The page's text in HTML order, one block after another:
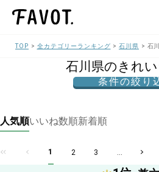
TOP 全カテゴリーランキング 石川県 石
石川県のきれ
条件の絞り
人気順いいね数順新着順
1 2 3 ...